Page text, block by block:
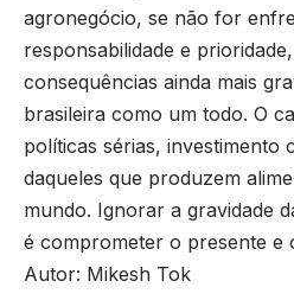
agronegócio, se não for
responsabilidade e
consequências ainda mais
brasileira como um todo. O
políticas sérias, investimento
daqueles que produzem
mundo. Ignorar a gravidade
é comprometer o presente e
Autor: Mikesh Tok